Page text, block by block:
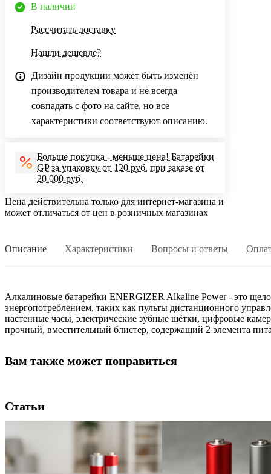
В наличии
Рассчитать доставку
Нашли дешевле?
Дизайн продукции может быть изменён
производителем товара и не всегда
совпадать с фото на сайте, но все
характеристики соответствуют описанию.
Больше покупка - меньше цена! Батарейки
GP за упаковку от 120 руб. при заказе от
20 000 руб.
Цена действительна только для интернет-магазина и
может отличаться от цен в розничных магазинах
Описание Характеристики Вопросы и ответы
Алкалиновые батарейки ENERGIZER Alkaline Power - это
энергопотреблением, таких как пульты дистанционного
настенные часы, электрические зубные щётки, цифровые
прочный, вместительный блистер, содержащий 2 элемента
Вам также может понравиться
Статьи